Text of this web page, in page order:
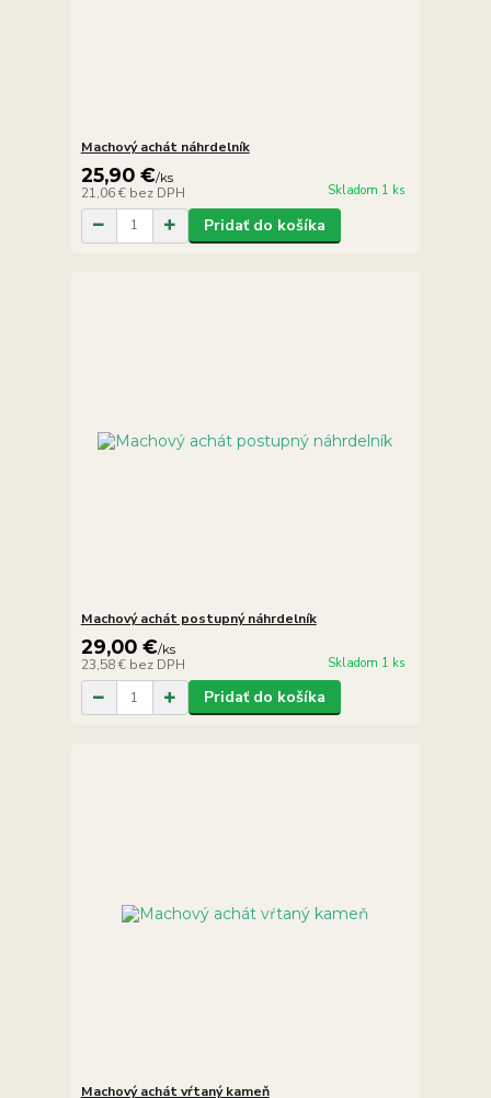
Machový achát náhrdelník
25,90 €/ks
21,06 € bez DPH Skladom 1 ks
Pridať do košíka
Machový achát postupný náhrdelník
29,00 €/ks
23,58 € bez DPH Skladom 1 ks
Pridať do košíka
Machový achát vŕtaný kameň